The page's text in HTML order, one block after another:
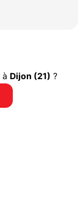
à Dijon (21) ?